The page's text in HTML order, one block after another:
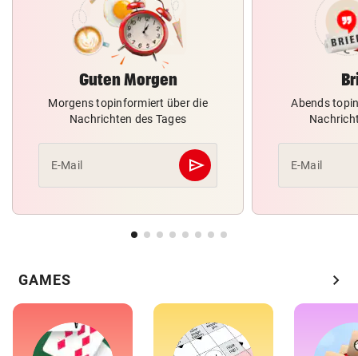
Guten Morgen
Morgens topinformiert über die
Nachrichten des Tages
E-Mail send
Abschicken
Abends
E-Mail
GAMES chevron_right